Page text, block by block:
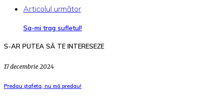
Articolul următor
Sa-mi trag sufletul!
S-AR PUTEA SĂ TE INTERESEZE
17 decembrie 2024
Predau ștafeta, nu mă predau!